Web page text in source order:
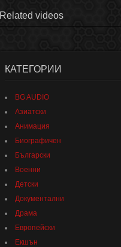
Related videos
КАТЕГОРИИ
BG AUDIO
Азиатски
Анимация
Биографичен
Български
Военни
Детски
Документални
Драма
Европейски
Екшън